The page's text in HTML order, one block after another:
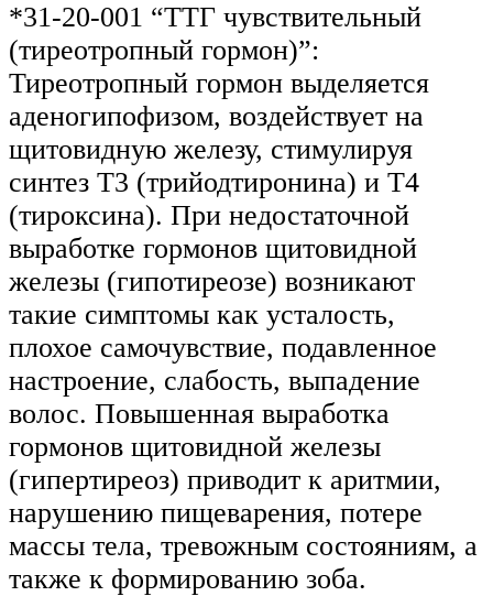
*31-20-001 “ТТГ чувствительный
(тиреотропный гормон)”:
Тиреотропный гормон выделяется
аденогипофизом, воздействует на
щитовидную железу, стимулируя
синтез Т3 (трийодтиронина) и Т4
(тироксина). При недостаточной
выработке гормонов щитовидной
железы (гипотиреозе) возникают
такие симптомы как усталость,
плохое самочувствие, подавленное
настроение, слабость, выпадение
волос. Повышенная выработка
гормонов щитовидной железы
(гипертиреоз) приводит к аритмии,
нарушению пищеварения, потере
массы тела, тревожным состояниям, а
также к формированию зоба.